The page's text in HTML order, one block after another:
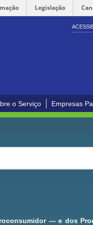
Legislação
o Serviço Empresas
— e dos